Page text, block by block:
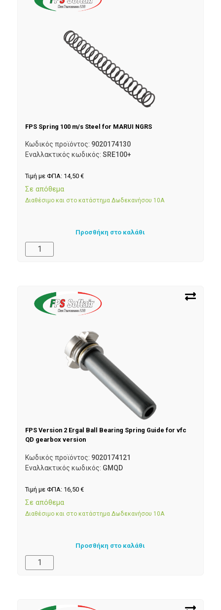
FPS Spring 100 m/s Steel for MARUI NGRS
Κωδικός προϊόντος: 9020174130
Εναλλακτικός κωδικός: SRE100+
Τιμή με ΦΠΑ: 14,50 €
Σε απόθεμα
Διαθέσιμο και στο κατάστημα Δωδεκανήσου 10Α
Προσθήκη στο καλάθι
FPS Version 2 Ergal Ball Bearing Spring Guide for vfc
QD gearbox version
Κωδικός προϊόντος: 9020174121
Εναλλακτικός κωδικός: GMQD
Τιμή με ΦΠΑ: 16,50 €
Σε απόθεμα
Διαθέσιμο και στο κατάστημα Δωδεκανήσου 10Α
Προσθήκη στο καλάθι